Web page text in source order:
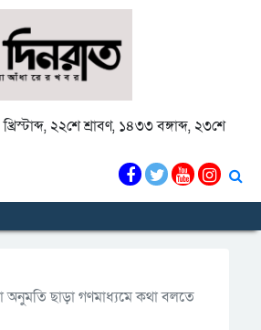
, ২২শে শ্রাবণ, ১৪৩৩ বঙ্গাব্দ, ২৩শে
অনুমতি ছাড়া গণমাধ্যমে কথা বলতে